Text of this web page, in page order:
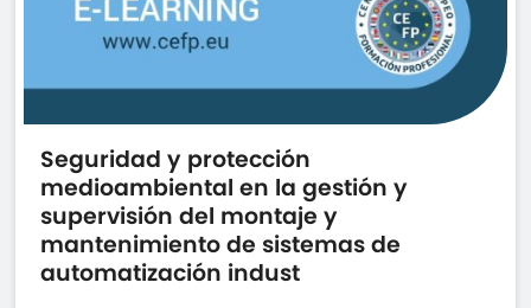
Seguridad y protección
medioambiental en la gestión y
supervisión del montaje y
mantenimiento de sistemas de
automatización indust